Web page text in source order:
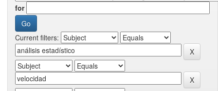
for
Current filters: